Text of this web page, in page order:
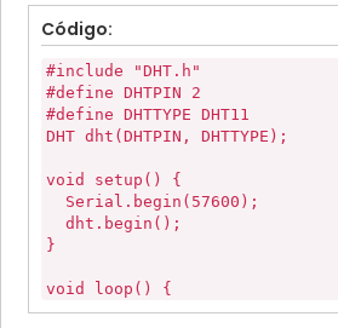
Código:
#include "DHT.h"
#define DHTPIN 2
#define DHTTYPE DHT11
DHT dht(DHTPIN, DHTTYPE);
void setup() {
Serial.begin(57600);
dht.begin();
}
void loop() {
boolean has_request = false;